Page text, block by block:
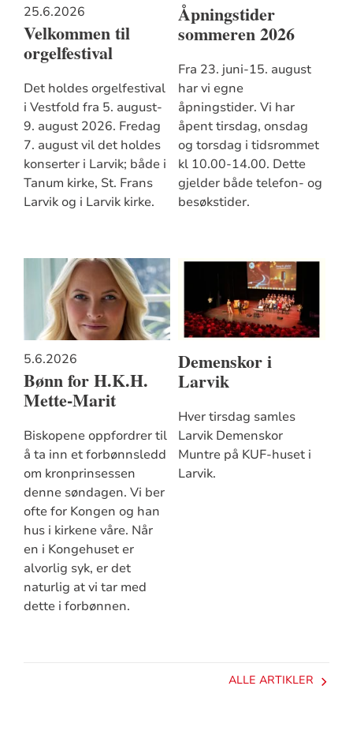
25.6.2026
Velkommen til
orgelfestival
Det holdes orgelfestival
i Vestfold fra 5. august-
9. august 2026. Fredag
7. august vil det holdes
konserter i Larvik; både i
Tanum kirke, St. Frans
Larvik og i Larvik kirke.
Åpningstider
sommeren 2026
Fra 23. juni-15. august
har vi egne
åpningstider. Vi har
åpent tirsdag, onsdag
og torsdag i tidsrommet
kl 10.00-14.00. Dette
gjelder både telefon- og
besøkstider.
5.6.2026
Bønn for H.K.H.
Mette-Marit
Biskopene oppfordrer til
å ta inn et forbønnsledd
om kronprinsessen
denne søndagen. Vi ber
ofte for Kongen og han
hus i kirkene våre. Når
en i Kongehuset er
alvorlig syk, er det
naturlig at vi tar med
dette i forbønnen.
Demenskor i
Larvik
Hver tirsdag samles
Larvik Demenskor
Muntre på KUF-huset i
Larvik.
ALLE ARTIKLER